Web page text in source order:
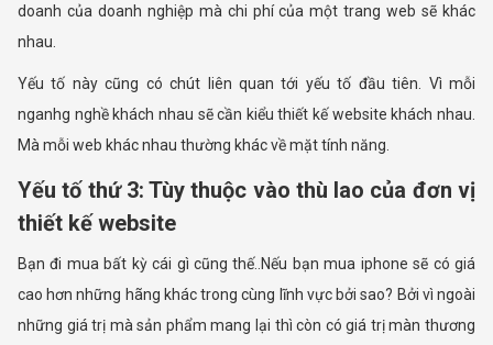
doanh của doanh nghiệp mà chi phí của một trang web sẽ khác
nhau.
Yếu tố này cũng có chút liên quan tới yếu tố đầu tiên. Vì mỗi
nganhg nghề khách nhau sẽ cần kiểu thiết kế website khách nhau.
Mà mỗi web khác nhau thường khác về mặt tính năng.
Yếu tố thứ 3: Tùy thuộc vào thù lao của đơn vị
thiết kế website
Bạn đi mua bất kỳ cái gì cũng thế..Nếu bạn mua iphone sẽ có giá
cao hơn những hãng khác trong cùng lĩnh vực bởi sao? Bởi vì ngoài
những giá trị mà sản phẩm mang lại thì còn có giá trị màn thương